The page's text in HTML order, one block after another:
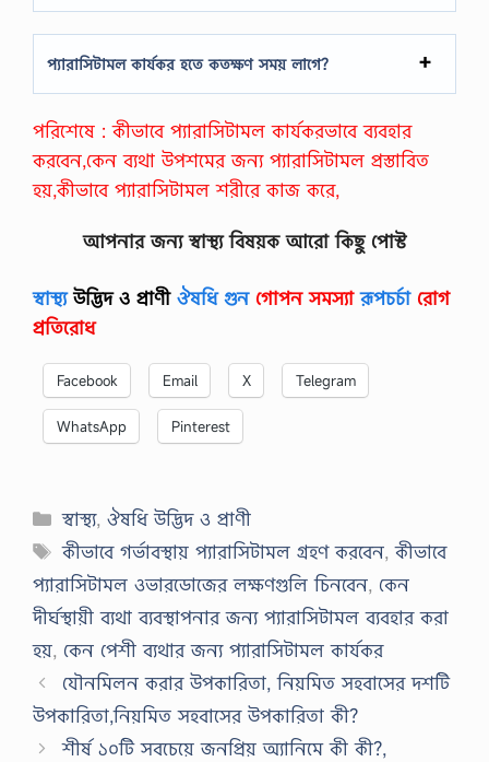
প্যারাসিটামল কার্যকর হতে কতক্ষণ সময় লাগে?
পরিশেষে : কীভাবে প্যারাসিটামল কার্যকরভাবে ব্যবহার
করবেন,কেন ব্যথা উপশমের জন্য প্যারাসিটামল প্রস্তাবিত
হয়,কীভাবে প্যারাসিটামল শরীরে কাজ করে,
আপনার জন্য স্বাস্থ্য বিষয়ক আরো কিছু পোস্ট
স্বাস্থ্য উদ্ভিদ ও প্রাণী ঔষধি গুন গোপন সমস্যা রূপচর্চা রোগ
প্রতিরোধ
Facebook Email X Telegram
WhatsApp Pinterest
Categories
স্বাস্থ্য,ঔষধি উদ্ভিদ ও প্রাণী
Tags
কীভাবে গর্ভাবস্থায় প্যারাসিটামল গ্রহণ করবেন,কীভাবে
প্যারাসিটামল ওভারডোজের লক্ষণগুলি চিনবেন, কেন
দীর্ঘস্থায়ী ব্যথা ব্যবস্থাপনার জন্য প্যারাসিটামল ব্যবহার করা
হয়, কেন পেশী ব্যথার জন্য প্যারাসিটামল কার্যকর
যৌনমিলন করার উপকারিতা, নিয়মিত সহবাসের দশটি
উপকারিতা,নিয়মিত সহবাসের উপকারিতা কী?
শীর্ষ ১০টি সবচেয়ে জনপ্রিয় অ্যানিমে কী কী?,